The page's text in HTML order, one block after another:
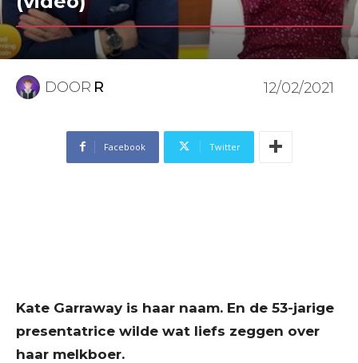
DOOR R 12/02/2021
Facebook Twitter
Kate Garraway is haar naam. En de 53-jarige
presentatrice wilde wat liefs zeggen over
haar melkboer.